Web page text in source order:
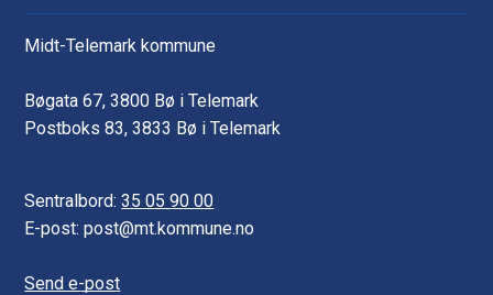
Midt-Telemark kommune
Bøgata 67, 3800 Bø i Telemark
Postboks 83, 3833 Bø i Telemark
Sentralbord:35 05 90 00
E-post: post@mt.kommune.no
Send e-post